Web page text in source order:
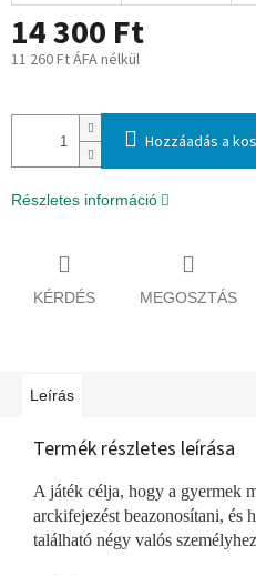
14 300 Ft
11 260 Ft ÁFA nélkül
Hozzáadás a
Részletes információ
KÉRDÉS MEGOSZTÁS
Leírás
Termék részletes leírása
A játék célja, hogy a gyermek
arckifejezést beazonosítani, és
található négy valós